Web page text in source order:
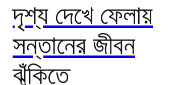
দৃশ্য দেখে ফেলায়
সন্তানের জীবন
ঝুঁকিতে